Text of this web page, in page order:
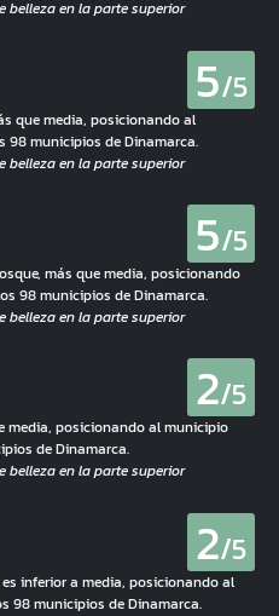
5/5
que media, posicionando al
98 municipios de Dinamarca.
5/5
más que media, posicionando
98 municipios de Dinamarca.
2/5
media, posicionando al municipio
de Dinamarca.
2/5
inferior a media, posicionando al
98 municipios de Dinamarca.